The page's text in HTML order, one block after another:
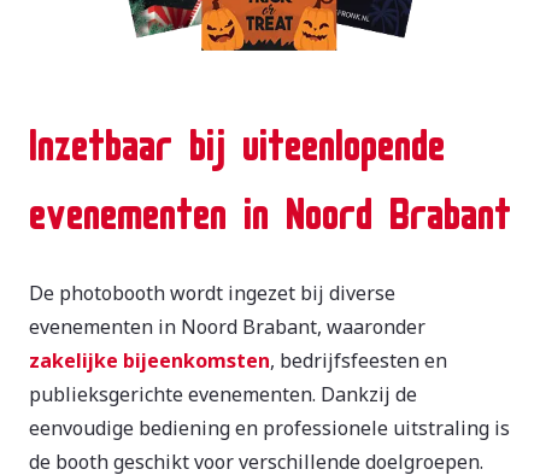
Inzetbaar bij uiteenlopende
evenementen in Noord Brabant
De photobooth wordt ingezet bij diverse
evenementen in Noord Brabant, waaronder
zakelijke bijeenkomsten, bedrijfsfeesten en
publieksgerichte evenementen. Dankzij de
eenvoudige bediening en professionele uitstraling is
de booth geschikt voor verschillende doelgroepen.